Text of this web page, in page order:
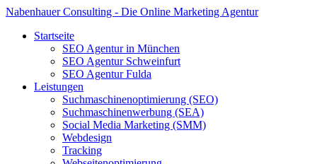
Nabenhauer Consulting - Die Online Marketing Agentur
Startseite
SEO Agentur in München
SEO Agentur Schweinfurt
SEO Agentur Fulda
Leistungen
Suchmaschinenoptimierung (SEO)
Suchmaschinenwerbung (SEA)
Social Media Marketing (SMM)
Webdesign
Tracking